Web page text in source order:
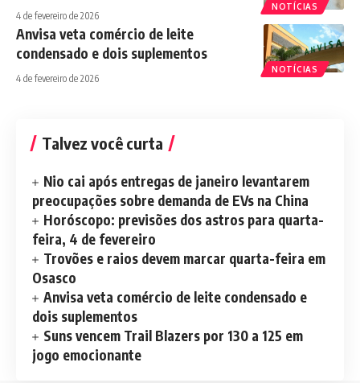
NOTÍCIAS
4 de fevereiro de 2026
NOTÍCIAS
Anvisa veta comércio de leite
condensado e dois suplementos
4 de fevereiro de 2026
Talvez você curta
Nio cai após entregas de janeiro levantarem
preocupações sobre demanda de EVs na China
Horóscopo: previsões dos astros para quarta-
feira, 4 de fevereiro
Trovões e raios devem marcar quarta-feira em
Osasco
Anvisa veta comércio de leite condensado e
dois suplementos
Suns vencem Trail Blazers por 130 a 125 em
jogo emocionante